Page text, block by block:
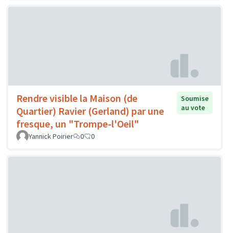
Rendre visible la Maison (de
Quartier) Ravier (Gerland) par une
fresque, un "Trompe-l'Oeil"
Soumise
au vote
Yannick Poirier 0 0